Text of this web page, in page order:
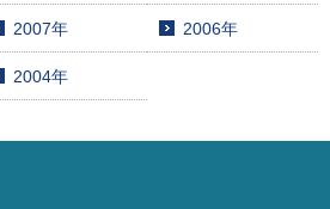
2007年 2006年
2004年